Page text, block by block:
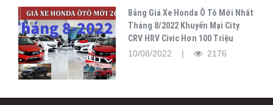
Bảng Giá Xe Honda Ô Tô Mới Nhất
Tháng 8/2022 Khuyến Mại City
CRV HRV Civic Hơn 100 Triệu
10/08/2022 |
2176